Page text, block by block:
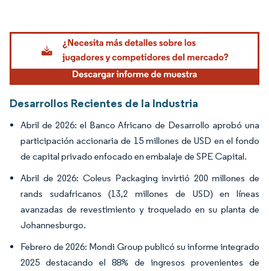
2025 destacando el 88% de ingresos provenientes de
productos reutilizables o reciclables.
Enero de 2026: Guala Closures anunció planes para adquirir
las instalaciones de Metal Crowns en Nairobi y Dar es
Salaam, pendiente de revisión por parte del Mercado
Índice del informe de la industria de mercado
africano de cartón plegable
1. INTRODUCCIÓN
1.1 Supuestos del Estudio y Definición del Mercado
1.2 Alcance del Estudio
2. METODOLOGÍA DE INVESTIGACIÓN